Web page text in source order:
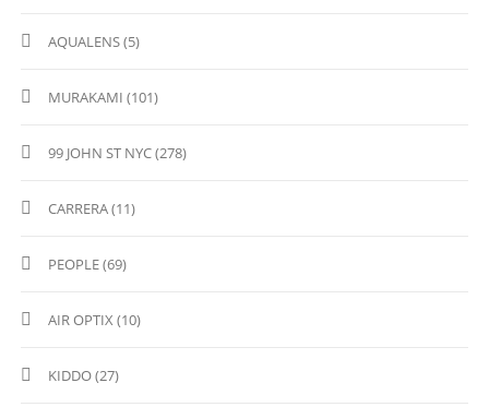
AQUALENS (5)
MURAKAMI (101)
99 JOHN ST NYC (278)
CARRERA (11)
PEOPLE (69)
AIR OPTIX (10)
KIDDO (27)